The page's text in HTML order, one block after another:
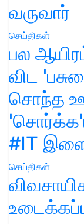
வருவார்
செய்திகள்
பல
விட
சொந்த
#IT
செய்திகள்